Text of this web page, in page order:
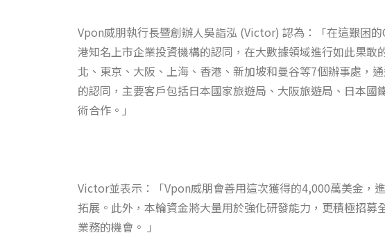
Vpon威朋執行長暨創辦人吳詣泓 (Victor) 認為：「在這艱困
港知名上市企業投資機構的認同，在大數據領域進行如此果
北、東京、大阪、上海、香港、新加坡和曼谷等7個辦事處，
的認同，主要客戶包括日本國家旅遊局、大阪旅遊局、日本
術合作。」
Victor並表示：「Vpon威朋會善用這次獲得的4,000萬美金，
拓展。此外，本輪資金將大量用於強化研發能力，更積極招
業務的機會。 」